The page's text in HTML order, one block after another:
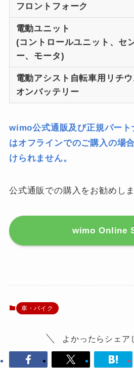
フロントフォーク
電動ユニット
(コントロールユニット、セ
ー、モータ)
電動アシスト自転車用リチウ
オンバッテリー
wimo公式通販及び正規パート
はオフラインでのご購入の場
けられません。
公式通販での購入をお勧めしま
wimo Online
車・バイク
よかったらシェア